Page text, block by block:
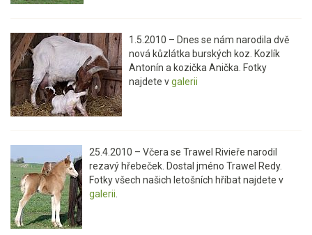
1.5.2010 – Dnes se nám narodila dvě
nová kůzlátka burských koz. Kozlík
Antonín a kozička Anička. Fotky
najdete vgalerii
25.4.2010 – Včera se Trawel Rivieře narodil
rezavý hřebeček. Dostal jméno Trawel Redy.
Fotky všech našich letošních hříbat najdete v
galerii